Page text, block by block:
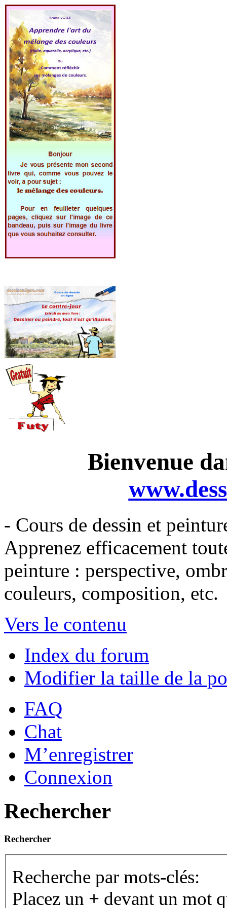
Bienvenue
- Cours de dessin et
Apprenez efficacement
peinture : perspective,
couleurs, composition, etc.
Vers le contenu
Index du forum
Modifier la taille de la
FAQ
Chat
M’enregistrer
Connexion
Rechercher
Rechercher
Recherche par mots-clés:
Placez un + devant un mot